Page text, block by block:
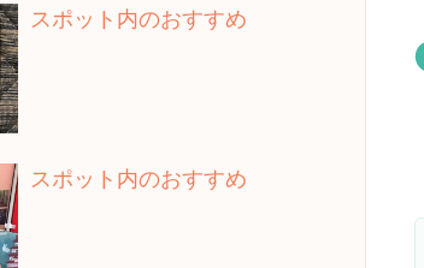
スポット内のおすすめ
スポット内のおすすめ